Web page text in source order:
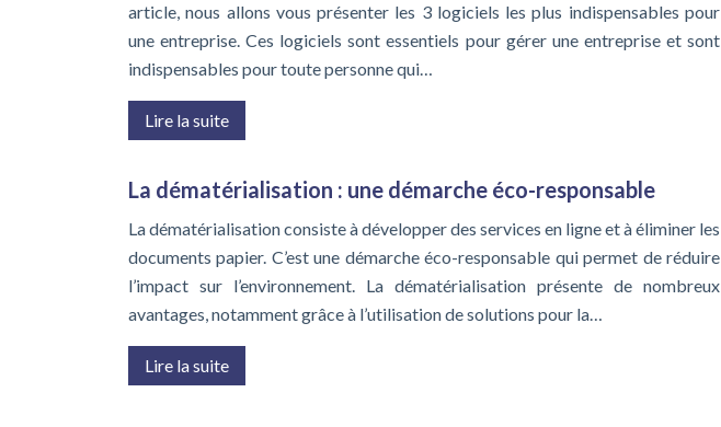
article, nous allons vous présenter les 3 logiciels les plus indispensables pour
une entreprise. Ces logiciels sont essentiels pour gérer une entreprise et sont
indispensables pour toute personne qui…
Lire la suite
La dématérialisation : une démarche éco-responsable
La dématérialisation consiste à développer des services en ligne et à éliminer les
documents papier. C’est une démarche éco-responsable qui permet de réduire
l’impact sur l’environnement. La dématérialisation présente de nombreux
avantages, notamment grâce à l’utilisation de solutions pour la…
Lire la suite